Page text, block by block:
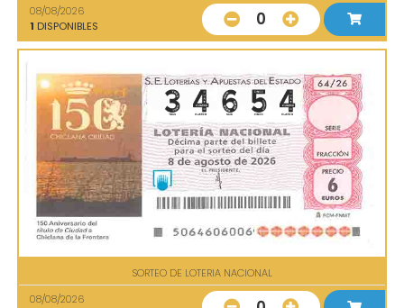
08/08/2026
1 DISPONIBLES 0
SORTEO DE LOTERIA NACIONAL
08/08/2026